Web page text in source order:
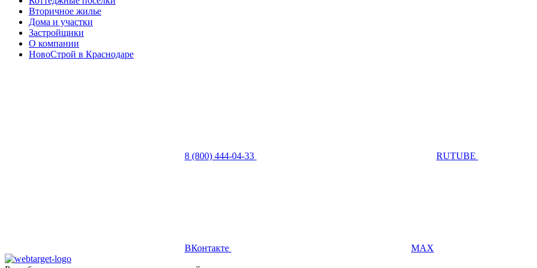
Вторичное жилье
Дома и участки
Застройщики
О компании
НовоСтрой в Краснодаре
8 (800) 444-04-33 RUTUBE
ВКонтакте MAX